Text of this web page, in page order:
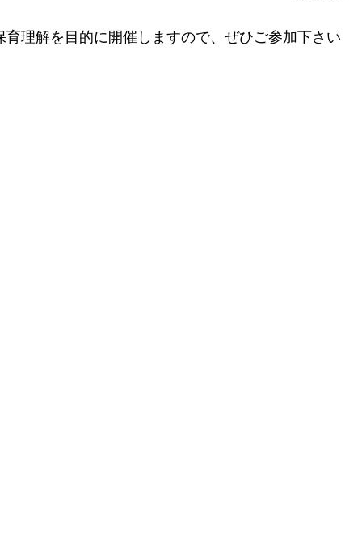
理解を目的に開催しますので、ぜひご参加下さい